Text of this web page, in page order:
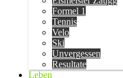
Formel 1
Tennis
Velo
Ski
Unvergessen
Resultate
Leben